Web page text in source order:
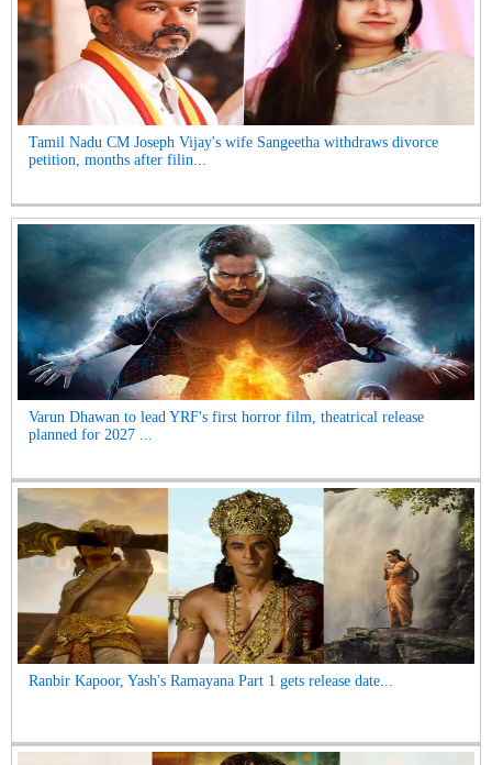
Tamil Nadu CM Joseph Vijay's wife Sangeetha withdraws divorce
petition, months after filin...
Varun Dhawan to lead YRF's first horror film, theatrical release
planned for 2027 ...
Ranbir Kapoor, Yash's Ramayana Part 1 gets release date...